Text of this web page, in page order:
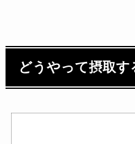
どうやって摂取す